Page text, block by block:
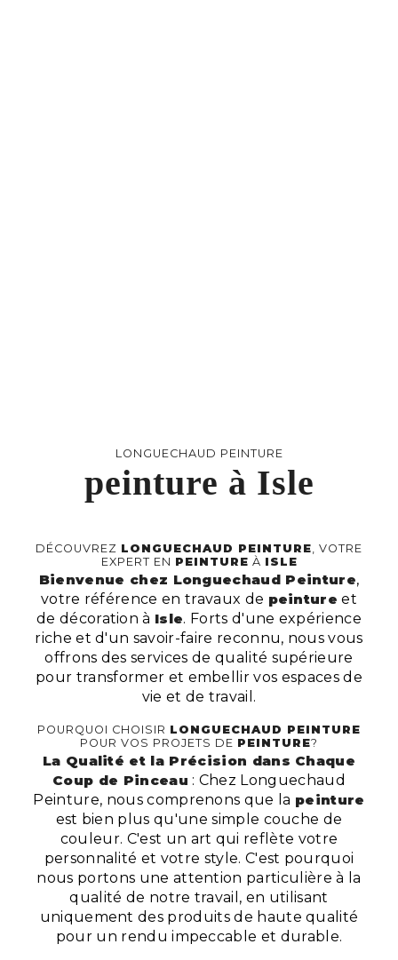
LONGUECHAUD PEINTURE
peinture à Isle
DÉCOUVREZ LONGUECHAUD PEINTURE , VOTRE
EXPERT EN PEINTURE À ISLE
Bienvenue chez Longuechaud Peinture,
votre référence en travaux de peinture et
de décoration à Isle. Forts d'une expérience
riche et d'un savoir-faire reconnu, nous vous
offrons des services de qualité supérieure
pour transformer et embellir vos espaces de
vie et de travail.
POURQUOI CHOISIR LONGUECHAUD PEINTURE
POUR VOS PROJETS DE PEINTURE?
La Qualité et la Précision dans Chaque
Coup de Pinceau : Chez Longuechaud
Peinture, nous comprenons que la peinture
est bien plus qu'une simple couche de
couleur. C'est un art qui reflète votre
personnalité et votre style. C'est pourquoi
nous portons une attention particulière à la
qualité de notre travail, en utilisant
uniquement des produits de haute qualité
pour un rendu impeccable et durable.